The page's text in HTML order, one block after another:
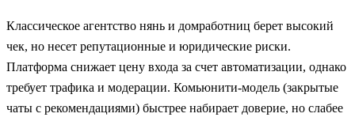
Классическое агентство нянь и домработниц берет высокий
чек, но несет репутационные и юридические риски.
Платформа снижает цену входа за счет автоматизации, однако
требует трафика и модерации. Комьюнити-модель (закрытые
чаты с рекомендациями) быстрее набирает доверие, но слабее